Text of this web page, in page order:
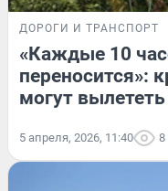
ДОРОГИ И ТРАНСПОРТ
«Каждые 10
переносится»:
могут
5 апреля, 2026, 11:40 8